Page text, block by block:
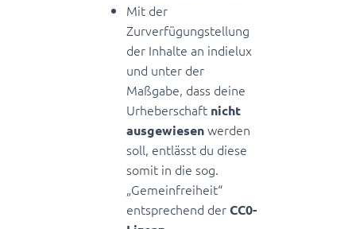
Mit der
Zurverfügungstellung
der Inhalte an indielux
und unter der
Maßgabe, dass deine
Urheberschaft nicht
ausgewiesenwerden
soll, entlässt du diese
somit in die sog.
„Gemeinfreiheit“
entsprechend derCC0-